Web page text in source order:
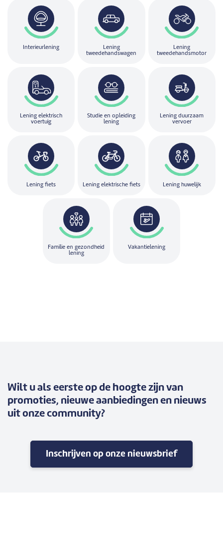
Interieurlening
Lening
tweedehandswagen
Lening
tweedehandsmotor
Lening elektrisch
voertuig
Studie en opleiding
lening
Lening duurzaam
vervoer
Lening fiets Lening elektrische fiets Lening huwelijk
Familie en gezondheid
lening
Vakantielening
Wilt u als eerste op de hoogte zijn van
promoties, nieuwe aanbiedingen en nieuws
uit onze community?
Inschrijven op onze nieuwsbrief